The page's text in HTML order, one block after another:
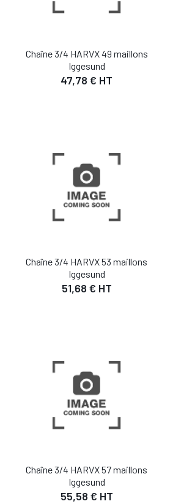
Chaîne 3/4 HARVX 49 maillons
Iggesund
47,78 € HT
Chaîne 3/4 HARVX 53 maillons
Iggesund
51,68 € HT
Chaîne 3/4 HARVX 57 maillons
Iggesund
55,58 € HT